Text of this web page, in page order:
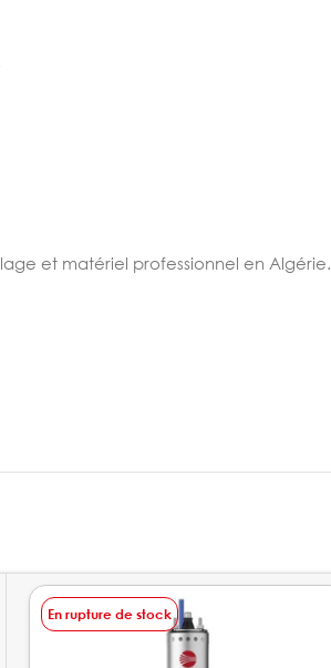
et matériel professionnel en Algérie.
En rupture de stock